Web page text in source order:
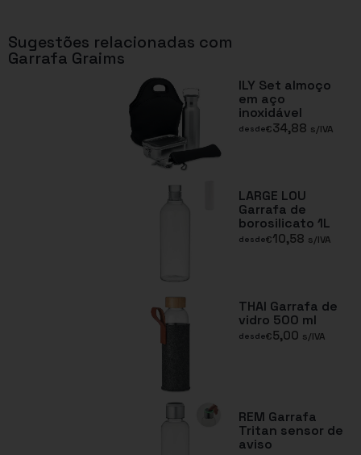
Sugestões relacionadas com
Garrafa Graims
ILY Set almoço
em aço
inoxidável
desde€34,88 s/IVA
LARGE LOU
Garrafa de
borosilicato 1L
desde€10,58 s/IVA
THAI Garrafa de
vidro 500 ml
desde€5,00 s/IVA
REM Garrafa
Tritan sensor de
aviso